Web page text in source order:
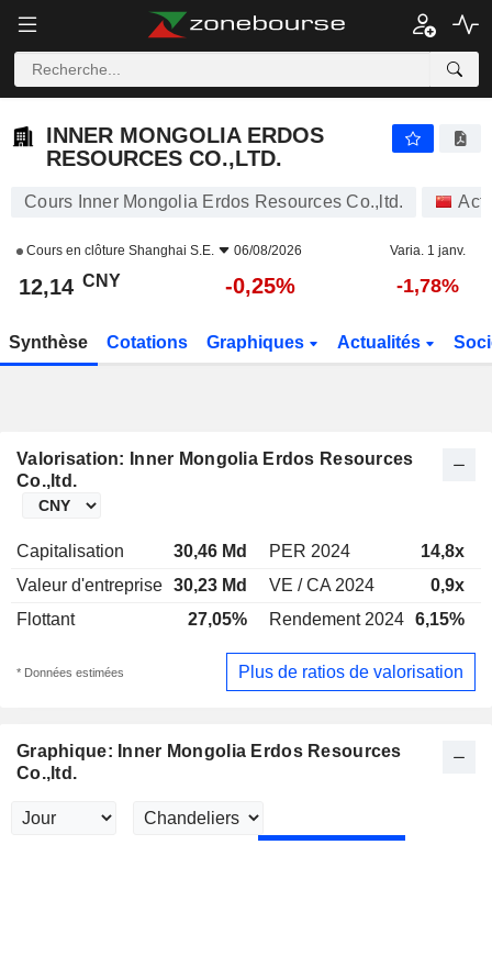
INNER MONGOLIA ERDOS
RESOURCES CO.,LTD.
Cours Inner Mongolia Erdos Resources Co.,ltd.
Cours en clôture Shanghai S.E. 06/08/2026 Varia. 1 janv.
12,14 CNY -0,25% -1,78%
Synthèse Cotations Graphiques Actualités
Valorisation: Inner Mongolia Erdos Resources
Co.,ltd.
Capitalisation 30,46 Md PER 2024 14,8x
Valeur d'entreprise 30,23 Md VE / CA 2024 0,9x
Flottant
27,05% Rendement 2024 6,15%
* Données estimées Plus de ratios de valorisation
Graphique: Inner Mongolia Erdos Resources
Co.,ltd.